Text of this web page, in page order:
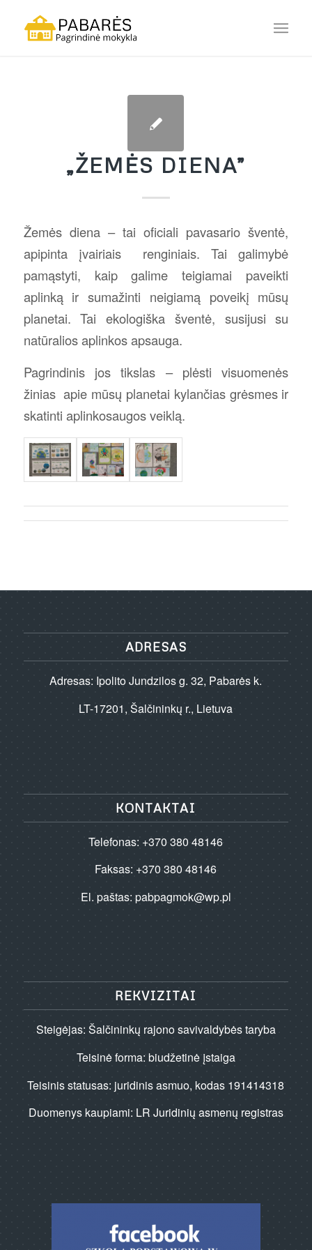
„ŽEMĖS DIENA”
Žemės diena – tai oficiali pavasario šventė,
apipinta įvairiais renginiais. Tai galimybė
pamąstyti, kaip galime teigiamai paveikti
aplinką ir sumažinti neigiamą poveikį mūsų
planetai. Tai ekologiška šventė, susijusi su
natūralios aplinkos apsauga.
Pagrindinis jos tikslas – plėsti visuomenės
žinias apie mūsų planetai kylančias grėsmes ir
skatinti aplinkosaugos veiklą.
ADRESAS
Adresas: Ipolito Jundzilos g. 32, Pabarės k.
LT-17201, Šalčininkų r., Lietuva
KONTAKTAI
Telefonas: +370 380 48146
Faksas: +370 380 48146
El. paštas: pabpagmok@wp.pl
REKVIZITAI
Steigėjas: Šalčininkų rajono savivaldybės taryba
Teisinė forma: biudžetinė įstaiga
Teisinis statusas: juridinis asmuo, kodas 191414318
Duomenys kaupiami: LR Juridinių asmenų registras